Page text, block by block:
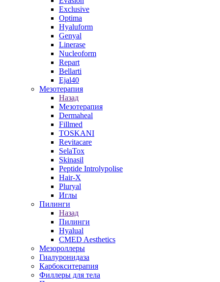
Exclusive
Optima
Hyaluform
Genyal
Linerase
Nucleoform
Repart
Bellarti
Ejal40
Мезотерапия
Назад
Мезотерапия
Dermaheal
Fillmed
TOSKANI
Revitacare
SelaTox
Skinasil
Peptide Introlypolise
Hair-X
Pluryal
Иглы
Пилинги
Назад
Пилинги
Hyalual
CMED Aesthetics
Мезороллеры
Гиалуронидаза
Карбокситерапия
Филлеры для тела